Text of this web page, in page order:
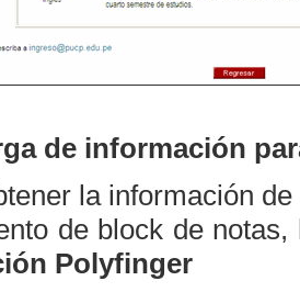
de información
la información
de block de
Polyfinger